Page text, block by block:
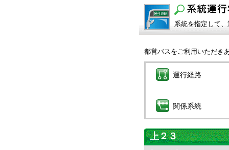
系統を指定して、
都営バスをご利用いただき
運行経路
関係系統
上２３